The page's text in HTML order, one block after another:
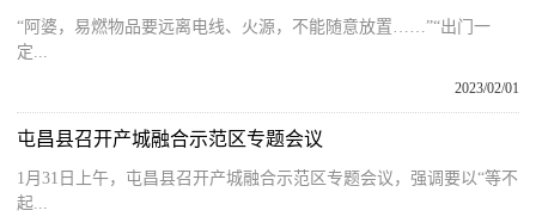
“阿婆，易燃物品要远离电线、火源，不能随意放置……”“出门一
定...
2023/02/01
屯昌县召开产城融合示范区专题会议
1月31日上午，屯昌县召开产城融合示范区专题会议，强调要以“等不
起...